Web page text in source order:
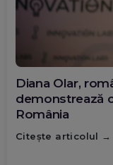
Diana Olar,
demonstrează
România
Citește articolul